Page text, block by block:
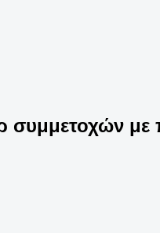
συμμετοχών